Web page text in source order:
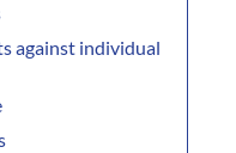
against individual